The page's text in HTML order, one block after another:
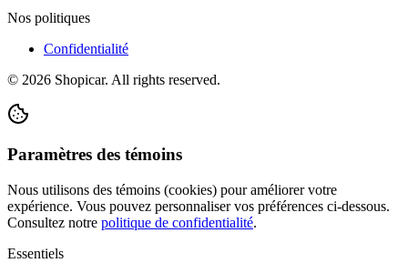
Nos politiques
Confidentialité
© 2026 Shopicar. All rights reserved.
Paramètres des témoins
Nous utilisons des témoins (cookies) pour améliorer votre
expérience. Vous pouvez personnaliser vos préférences ci-dessous.
Consultez notre politique de confidentialité.
Essentiels